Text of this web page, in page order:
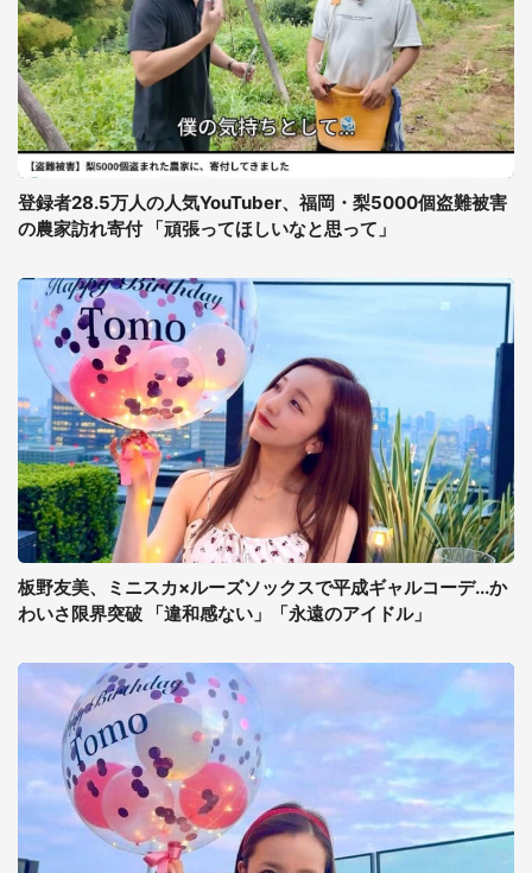
登録者28.5万人の人気YouTuber、福岡・梨5000個盗難被害
の農家訪れ寄付 「頑張ってほしいなと思って」
板野友美、ミニスカ×ルーズソックスで平成ギャルコーデ...か
わいさ限界突破 「違和感ない」「永遠のアイドル」